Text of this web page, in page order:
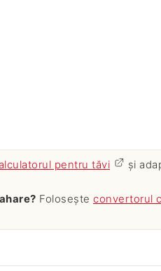
pentru tăvi
și
Folosește convertorul